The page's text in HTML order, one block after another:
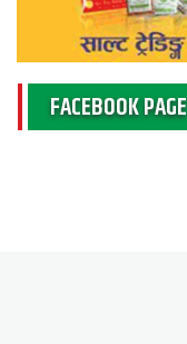
FACEBOOK PAGE